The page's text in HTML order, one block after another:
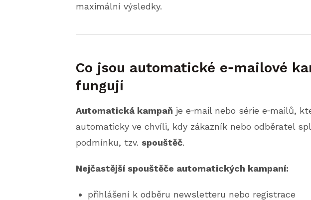
maximální výsledky.
Co jsou automatické e‑mailové
fungují
Automatická kampaň je e‑mail nebo série e‑mailů,
automaticky ve chvíli, kdy zákazník nebo odběratel
podmínku, tzv. spouštěč.
Nejčastější spouštěče automatických kampaní:
přihlášení k odběru newsletteru nebo registrace